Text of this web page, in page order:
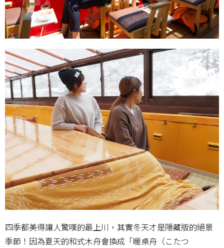
四季都美得讓人驚嘆的最上川，其實冬天才是隱藏版的絕景
季節！因為夏天的和式木舟會換成「暖桌舟（こたつ